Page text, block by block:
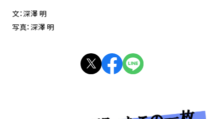
文：深澤 明
写真：深澤 明